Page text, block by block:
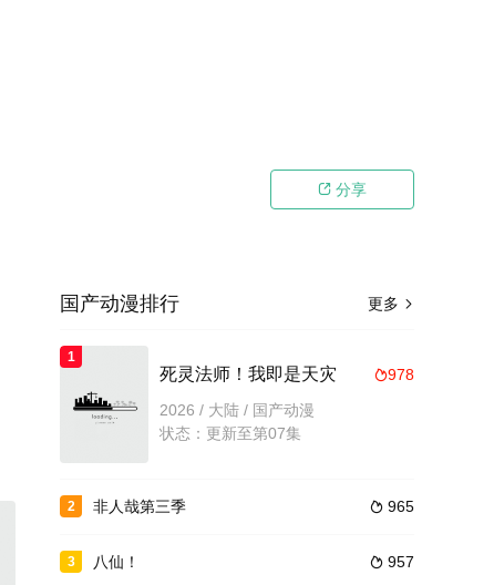
 分享
更多 
国产动漫排行
1
978
死灵法师！我即是天灾
2026 / 大陆 / 国产动漫
状态：更新至第07集
2  965
非人哉第三季
3  957
八仙！